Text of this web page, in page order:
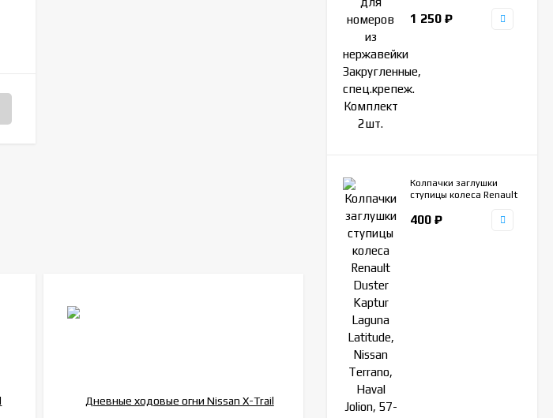
спец.крепеж. Комплект
1 250 ₽
Колпачки заглушки
ступицы колеса Renault
Latitude, Nissan
400 ₽